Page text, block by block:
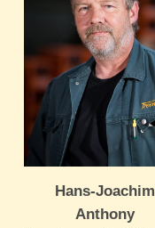
Hans-Joachim
Anthony